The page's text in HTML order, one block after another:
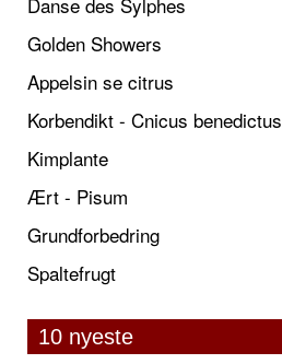
Golden Showers
Appelsin se citrus
Korbendikt - Cnicus benedictus
Kimplante
Ært - Pisum
Grundforbedring
Spaltefrugt
10 nyeste